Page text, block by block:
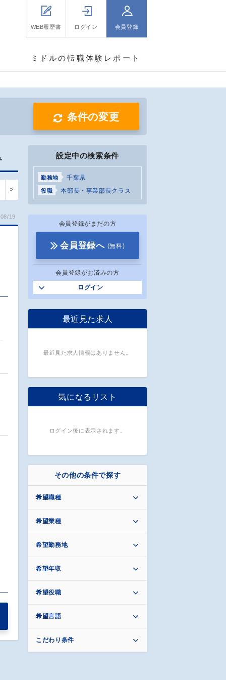
WEB履歴書 ログイン 会員登録
ミドルの転職体験レポート
条件の変更
>
19
設定中の検索条件
勤務地 千葉県
役職 本部長・事業部長クラス
会員登録がまだの方
会員登録へ (無料)
会員登録がお済みの方
ログイン
最近見た求人
最近見た求人情報はありません。
気になるリスト
ログイン後に表示されます。
その他の条件で探す
希望職種
希望業種
希望勤務地
希望年収
希望役職
希望言語
こだわり条件